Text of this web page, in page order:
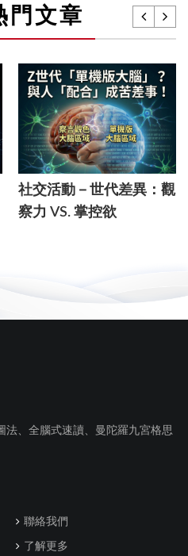
門文章
社交活動－世代差異：觀
察力 VS. 掌控欲
法、全腦式速讀、曼陀羅九宮格思
聯絡我們
了解更多